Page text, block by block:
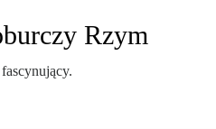
Rzym